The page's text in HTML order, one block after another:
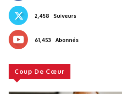
2,458 Suiveurs
61,453 Abonnés
Coup De Cœur